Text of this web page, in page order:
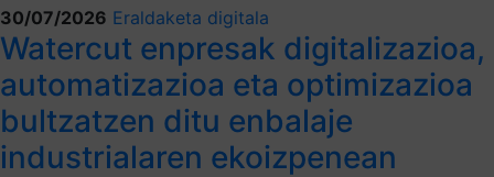
30/07/2026 Eraldaketa digitala
Watercut enpresak digitalizazioa,
automatizazioa eta optimizazioa
bultzatzen ditu enbalaje
industrialaren ekoizpenean